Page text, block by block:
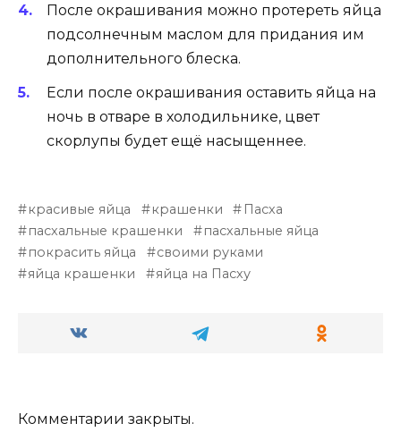
После окрашивания можно протереть яйца
подсолнечным маслом для придания им
дополнительного блеска.
Если после окрашивания оставить яйца на
ночь в отваре в холодильнике, цвет
скорлупы будет ещё насыщеннее.
красивые яйца крашенки
Пасха
пасхальные крашенки
пасхальные яйца
покрасить яйца
своими руками
яйца крашенки
яйца на Пасху
Комментарии закрыты.